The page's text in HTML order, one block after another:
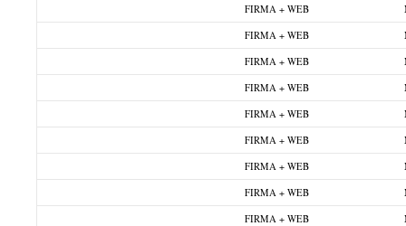
FIRMA + WEB
FIRMA + WEB
FIRMA + WEB
FIRMA + WEB
FIRMA + WEB
FIRMA + WEB
FIRMA + WEB
FIRMA + WEB
FIRMA + WEB